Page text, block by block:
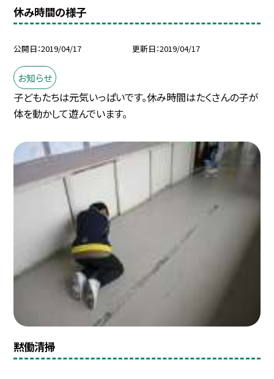
休み時間の様子
公開日 2019/04/17 更新日 2019/04/17
お知らせ
子どもたちは元気いっぱいです。休み時間はたくさんの子が
体を動かして遊んでいます。
黙働清掃